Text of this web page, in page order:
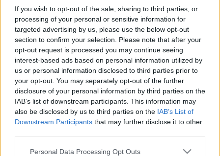
If you wish to opt-out of the sale, sharing to third parties, or
processing of your personal or sensitive information for
targeted advertising by us, please use the below opt-out
section to confirm your selection. Please note that after your
opt-out request is processed you may continue seeing
interest-based ads based on personal information utilized by
us or personal information disclosed to third parties prior to
your opt-out. You may separately opt-out of the further
disclosure of your personal information by third parties on the
IAB’s list of downstream participants. This information may
also be disclosed by us to third parties on the IAB’s List of
Downstream Participants that may further disclose it to other
Please note that this website/app uses one or more Google
Personal Data Processing Opt Outs
El Barcelona perdió ante el Mallorca a uno de sus pilares
Gerard Piqué pidió el cambio en el minuto 27 tras sufrir
unas molestias en el aductor. El central del Barcelona ya iba
arrastrando molestias físicas durante las últimas semanas.
Piqué será sometido a pruebas médicas para descartar una
posible lesión. Sin embargo, es posible que el jugador opte
por no seguir forzando y terminar con las molestias que le
persiguen desde hace tiempo. Su presencia ente el Betis
está en el aire.
Varias dudas en el Elche
El Elche terminó la jornada 34 con varios posibles